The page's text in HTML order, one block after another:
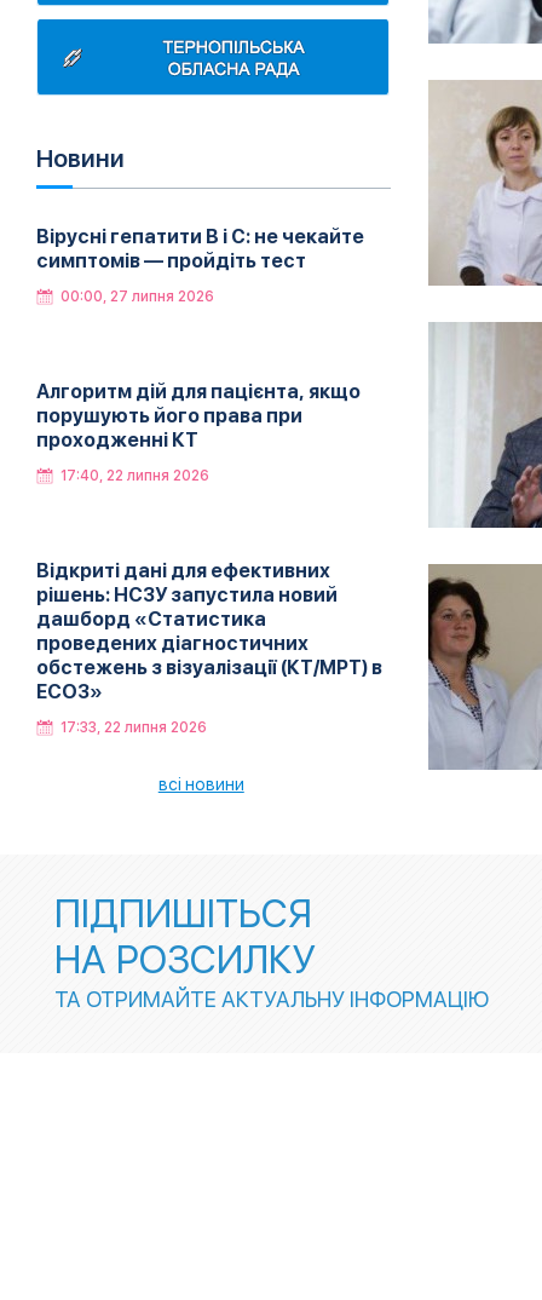
Новини
Вірусні гепатити B і C: не чекайте
симптомів — пройдіть тест
00:00, 27 липня 2026
Алгоритм дій для пацієнта, якщо
порушують його права при
проходженні КТ
17:40, 22 липня 2026
Відкриті дані для ефективних
рішень: НСЗУ запустила новий
дашборд «Статистика
проведених діагностичних
обстежень з візуалізації (КТ/МРТ) в
ЕСОЗ»
17:33, 22 липня 2026
всі новини
ПІДПИШІТЬСЯ
НА РОЗСИЛКУ
ТА ОТРИМАЙТЕ АКТУАЛЬНУ ІНФОРМАЦІЮ